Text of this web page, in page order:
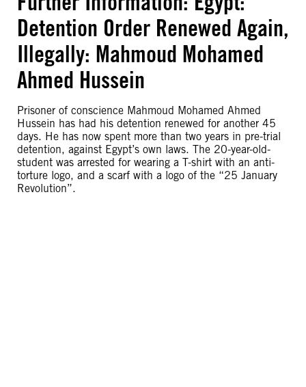
Detention Order Renewed Again,
Illegally: Mahmoud Mohamed
Ahmed Hussein
Prisoner of conscience Mahmoud Mohamed Ahmed
Hussein has had his detention renewed for another 45
days. He has now spent more than two years in pre-trial
detention, against Egypt’s own laws. The 20-year-old-
student was arrested for wearing a T-shirt with an anti-
torture logo, and a scarf with a logo of the “25 January
Revolution”.